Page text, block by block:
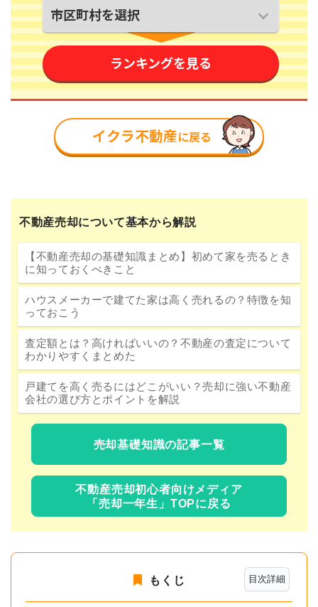
不動産売却について基本から解説
【不動産売却の基礎知識まとめ】初めて家を売るとき
に知っておくべきこと
ハウスメーカーで建てた家は高く売れるの？特徴を知
っておこう
査定額とは？高ければいいの？不動産の査定について
わかりやすくまとめた
戸建てを高く売るにはどこがいい？売却に強い不動産
会社の選び方とポイントを解説
売却基礎知識の記事一覧
不動産売却初心者向けメディア
「売却一年生」TOPに戻る
目次詳細
もくじ